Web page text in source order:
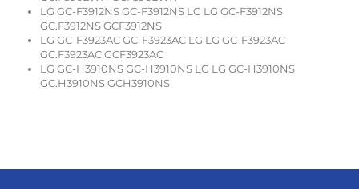
LG GC-F3912NS GC-F3912NS LG LG GC-F3912NS
GC.F3912NS GCF3912NS
LG GC-F3923AC GC-F3923AC LG LG GC-F3923AC
GC.F3923AC GCF3923AC
LG GC-H3910NS GC-H3910NS LG LG GC-H3910NS
GC.H3910NS GCH3910NS